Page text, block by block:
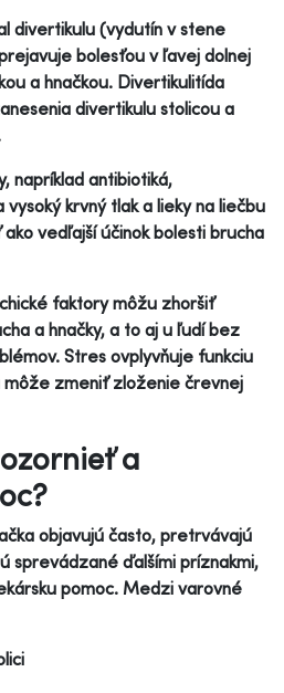
divertikulu (vydutín v stene
bolesťou v ľavej dolnej
a hnačkou. Divertikulitída
divertikulu stolicou a
napríklad antibiotiká,
vysoký krvný tlak a lieky na liečbu
vedľajší účinok bolesti brucha
faktory môžu zhoršiť
a hnačky, a to aj u ľudí bez
Stres ovplyvňuje funkciu
zmeniť zloženie črevnej
a
objavujú často, pretrvávajú
sprevádzané ďalšími príznakmi,
pomoc. Medzi varovné